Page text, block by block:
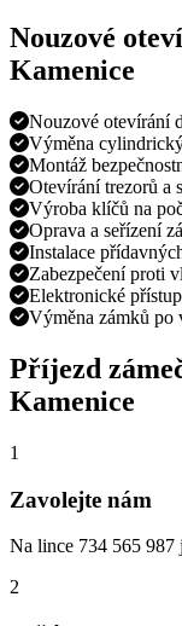
Nouzové
Kamenice
Nouzové otevírání
Výměna
Montáž
Otevírání trezorů a
Výroba klíčů na
Oprava a seřízení
Instalace
Zabezpečení proti
Elektronické
Výměna zámků po
Příjezd
Kamenice
1
Zavolejte nám
Na lince 734 565 987
2